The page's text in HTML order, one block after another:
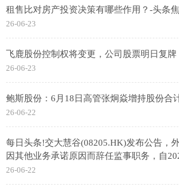
租售比对房产投资决策有哪些作用？-头条
26-06-23
飞鹿股份控制权将变更，公司股票明日复牌
26-06-23
鲍斯股份：6月18日高管张炯焱增持股份合
26-06-22
每日头条!交大慧谷(08205.HK)发布公告，
因其他业务承诺原因而辞任监事职务，自
26-06-22